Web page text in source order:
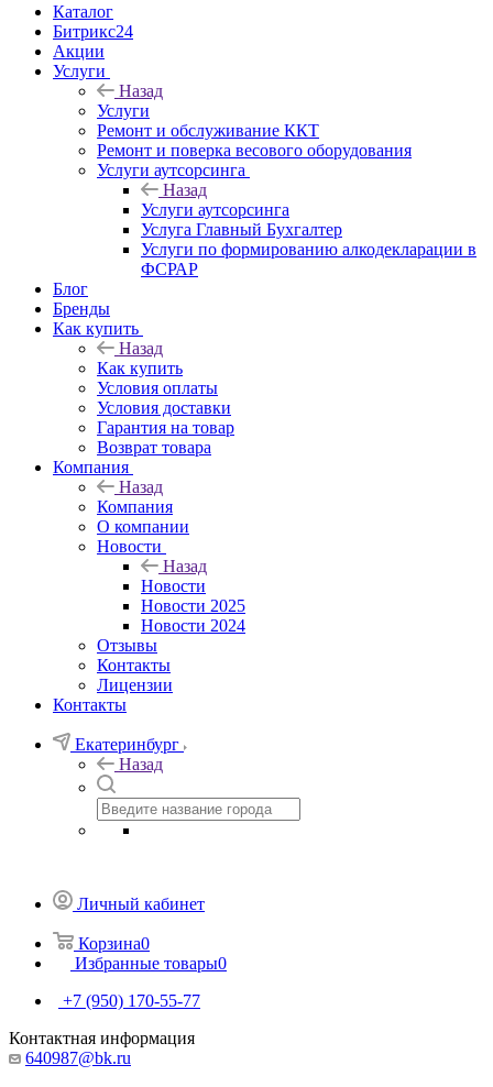
Каталог
Битрикс24
Акции
Услуги
Назад
Услуги
Ремонт и обслуживание ККТ
Ремонт и поверка весового оборудования
Услуги аутсорсинга
Назад
Услуги аутсорсинга
Услуга Главный Бухгалтер
Услуги по формированию алкодекларации в
ФСРАР
Блог
Бренды
Как купить
Назад
Как купить
Условия оплаты
Условия доставки
Гарантия на товар
Возврат товара
Компания
Назад
Компания
О компании
Новости
Назад
Новости
Новости 2025
Новости 2024
Отзывы
Контакты
Лицензии
Контакты
Екатеринбург
Назад
Личный кабинет
Корзина0
Избранные товары0
+7 (950) 170-55-77
Контактная информация
640987@bk.ru